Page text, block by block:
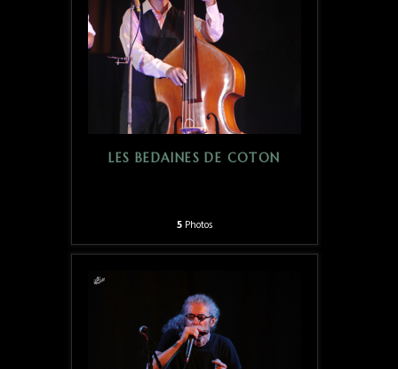
LES BEDAINES DE COTON
5 Photos